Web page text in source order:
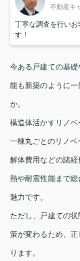
不動産キ
丁寧な調査を行い
す！
今ある戸建ての基
能も新築のように
か。
構造体活かすリノ
一棟丸ごとのリノベ
解体費用などの諸
熱や耐震性能まで
魅力です。
ただし、戸建ての
策が変わるため、
ります。